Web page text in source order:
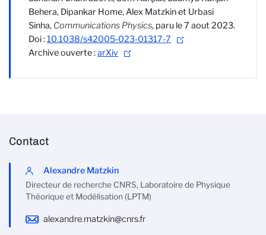
Behera, Dipankar Home, Alex Matzkin et Urbasi
Sinha, Communications Physics, paru le 7 aout 2023.
Doi :10.1038/s42005-023-01317-7
Archive ouverte :arXiv
Contact
Alexandre Matzkin
Directeur de recherche CNRS, Laboratoire de Physique
Théorique et Modélisation (LPTM)
alexandre.matzkin@cnrs.fr